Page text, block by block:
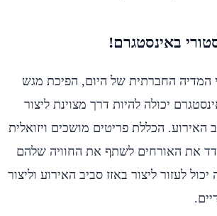
באינסטגרם!
המדיה החברתית של היום, הפיכת מגש
יכולה להיות דרך מצוינת ליצור
האירוע. הכללת פריטים מושכים ויזואלית
את האורחים לשתף את החוויה שלהם
לעזור ליצור באזז סביב האירוע וליצור